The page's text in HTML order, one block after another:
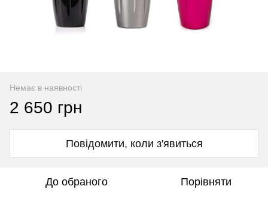
Немає в наявності
2 650 грн
Повідомити, коли з'явиться
До обраного Порівняти